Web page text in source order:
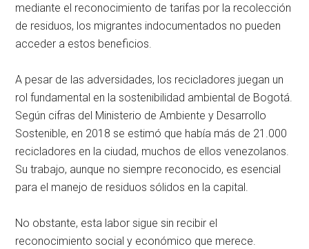
mediante el reconocimiento de tarifas por la recolección
de residuos, los migrantes indocumentados no pueden
acceder a estos beneficios.
A pesar de las adversidades, los recicladores juegan un
rol fundamental en la sostenibilidad ambiental de Bogotá.
Según cifras del Ministerio de Ambiente y Desarrollo
Sostenible, en 2018 se estimó que había más de 21.000
recicladores en la ciudad, muchos de ellos venezolanos.
Su trabajo, aunque no siempre reconocido, es esencial
para el manejo de residuos sólidos en la capital.
No obstante, esta labor sigue sin recibir el
reconocimiento social y económico que merece.